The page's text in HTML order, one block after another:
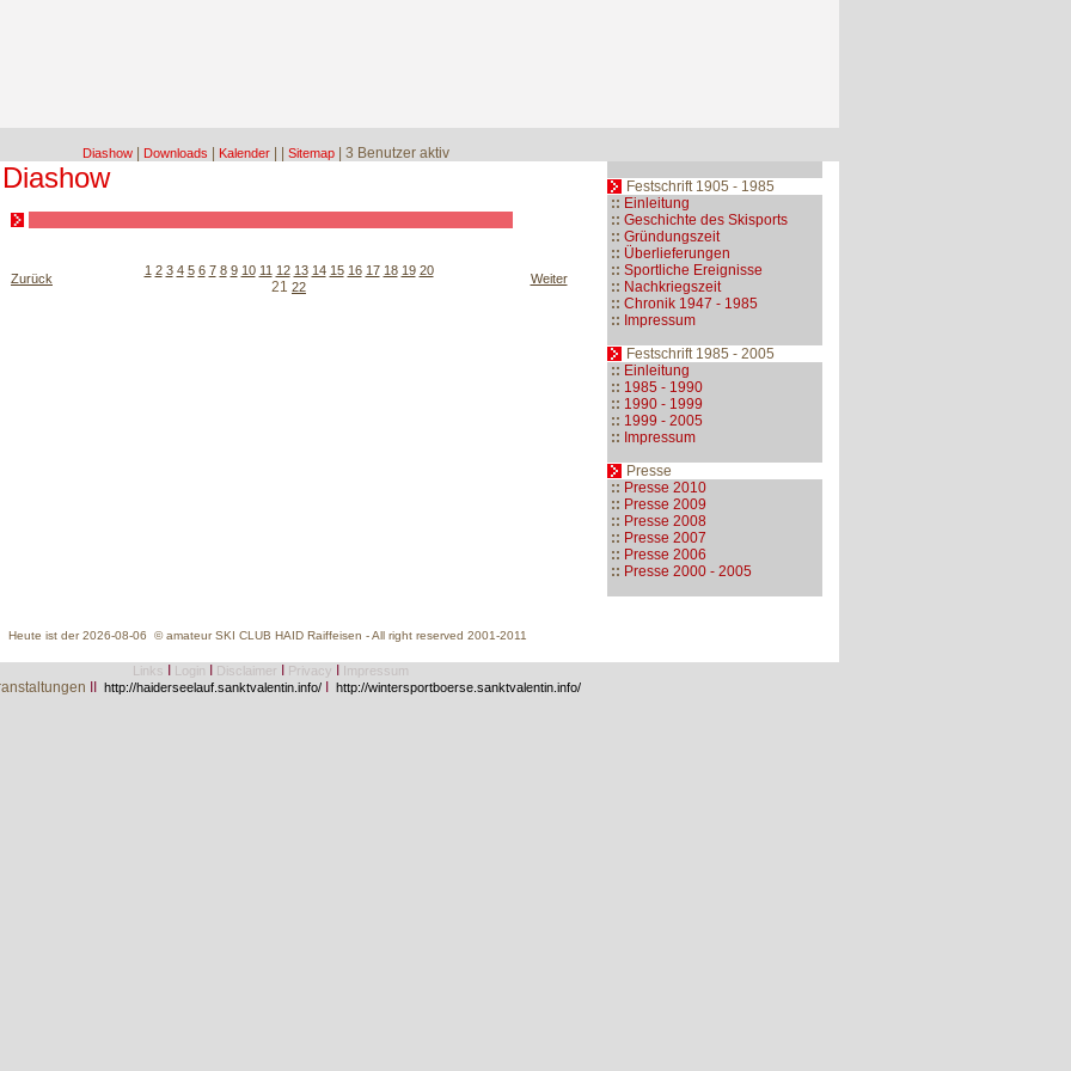
Diashow Downloads Kalender Sitemap | 3 Benutzer aktiv
Diashow
Zurück
1 2 3 4 5 6 7 8 9 10 11 12 13 14 15 16 17 18 19 20
21 22
Weiter
Festschrift 1905 - 1985
:: Einleitung
:: Geschichte des Skisports
:: Gründungszeit
:: Überlieferungen
:: Sportliche Ereignisse
:: Nachkriegszeit
:: Chronik 1947 - 1985
:: Impressum
Festschrift 1985 - 2005
:: Einleitung
:: 1985 - 1990
:: 1990 - 1999
:: 1999 - 2005
:: Impressum
Presse
:: Presse 2010
:: Presse 2009
:: Presse 2008
:: Presse 2007
:: Presse 2006
:: Presse 2000 - 2005
Heute ist der 2026-08-06 © amateur SKI CLUB HAID Raiffeisen - All right reserved 2001-2011
Links Login Disclaimer Privacy Impressum
http://haiderseelauf.sanktvalentin.info/ http://wintersportboerse.sanktvalentin.info/